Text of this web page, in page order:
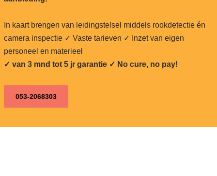
In kaart brengen van leidingstelsel middels rookdetectie én
camera inspectie ✓ Vaste tarieven ✓ Inzet van eigen
personeel en materieel
✓ van 3 mnd tot 5 jr garantie ✓ No cure, no pay!
053-2068303